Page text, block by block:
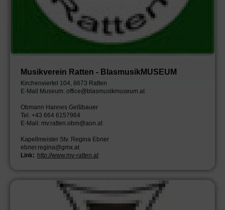
Musikverein Ratten - BlasmusikMUSEUM
Kirchenviertel 104, 8673 Ratten
E-Mail Museum: office@blasmusikmuseum.at
Obmann Hannes Geßlbauer
Tel. +43 664 6157964
E-Mail: mv.ratten.obm@aon.at
Kapellmeister Stv. Regina Ebner
ebner.regina@gmx.at
Link: http://www.mv-ratten.at